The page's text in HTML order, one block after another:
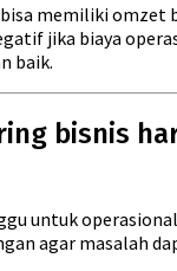
memiliki omzet
jika biaya
baik.
bisnis
untuk
agar masalah